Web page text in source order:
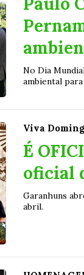
No Dia
ambiental
Viva
É
oficial
Garanhuns
abril.